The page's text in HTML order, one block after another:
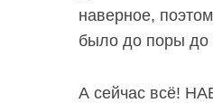
наверное,
было до поры до
А сейчас всё!